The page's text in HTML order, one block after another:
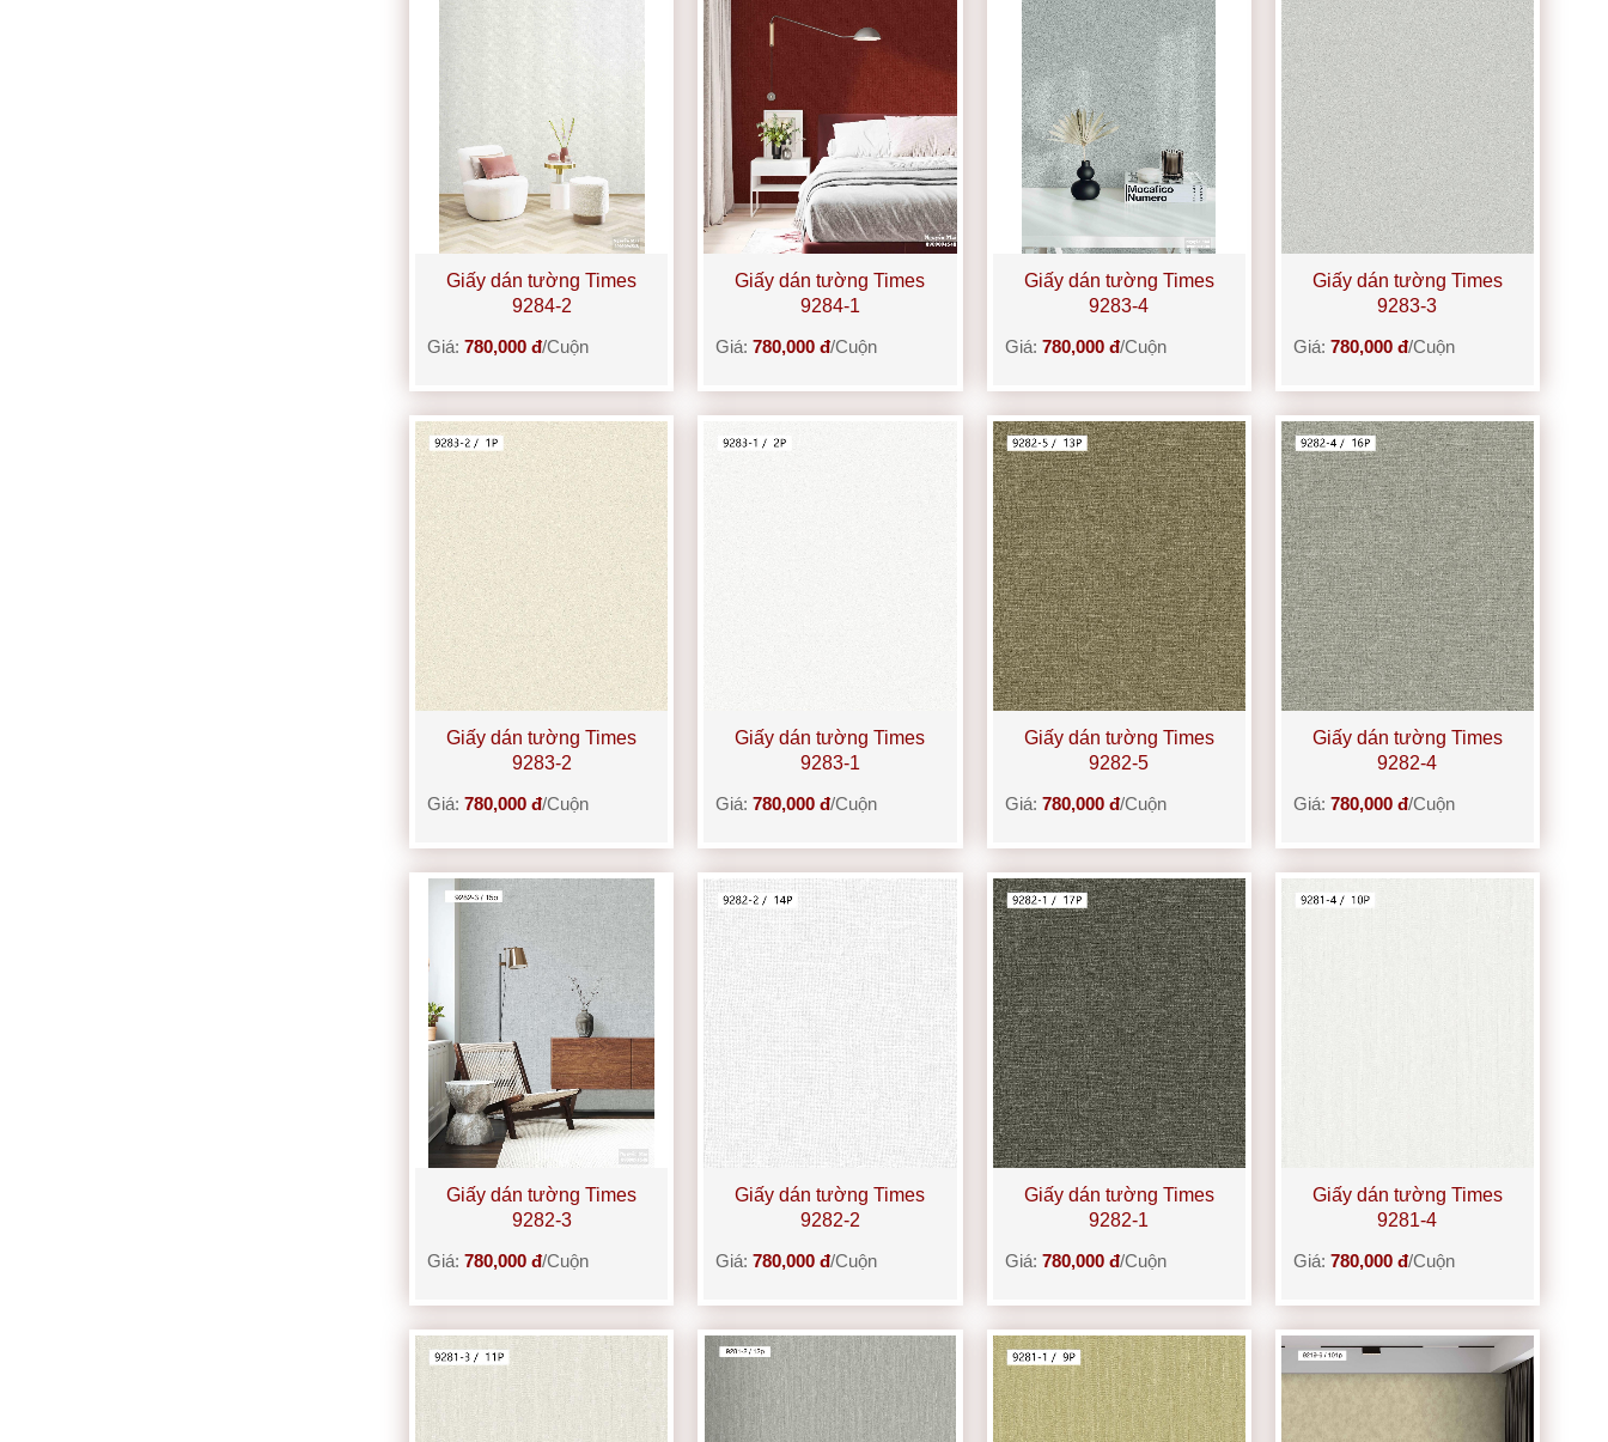
Giấy dán tường Times
9284-2
Giá: 780,000 đ/Cuộn
Giấy dán tường Times
9284-1
Giá:780,000 đ/Cuộn
Giấy dán tường Times
9283-4
Giá: 780,000 đ/Cuộn
Giấy dán tường Times
9283-3
Giá: 780,000 đ/Cuộn
Giấy dán tường Times
9283-2
Giá: 780,000 đ/Cuộn
Giấy dán tường Times
9283-1
Giá:780,000 đ/Cuộn
Giấy dán tường Times
9282-5
Giá: 780,000 đ/Cuộn
Giấy dán tường Times
9282-4
Giá: 780,000 đ/Cuộn
Giấy dán tường Times
9282-3
Giá: 780,000 đ/Cuộn
Giấy dán tường Times
9282-2
Giá:780,000 đ/Cuộn
Giấy dán tường Times
9282-1
Giá: 780,000 đ/Cuộn
Giấy dán tường Times
9281-4
Giá: 780,000 đ/Cuộn